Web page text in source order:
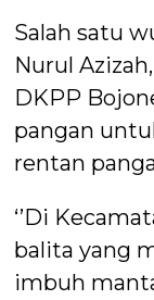
Salah satu
Nurul
DKPP
pangan
rentan
‘’Di
balita yang
imbuh